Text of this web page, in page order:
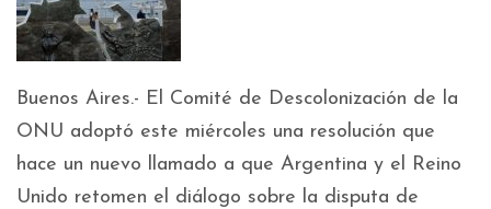
Buenos Aires.- El Comité de Descolonización de la
ONU adoptó este miércoles una resolución que
hace un nuevo llamado a que Argentina y el Reino
Unido retomen el diálogo sobre la disputa de